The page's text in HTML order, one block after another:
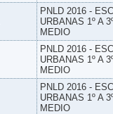
PNLD 2016 -
URBANAS 1º A
MEDIO
PNLD 2016 -
URBANAS 1º A
MEDIO
PNLD 2016 -
URBANAS 1º A
MEDIO